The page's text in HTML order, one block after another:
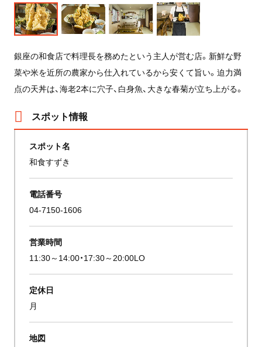
銀座の和食店で料理長を務めたという主人が営む店。新鮮な野
菜や米を近所の農家から仕入れているから安くて旨い。迫力満
点の天丼は、海老2本に穴子、白身魚、大きな春菊が立ち上がる。
スポット情報
スポット名
和食すずき
電話番号
04-7150-1606
営業時間
11:30～14:00・17:30～20:00LO
定休日
月
地図